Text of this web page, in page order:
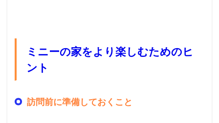
ミニーの家をより楽しむためのヒ
ント
訪問前に準備しておくこと